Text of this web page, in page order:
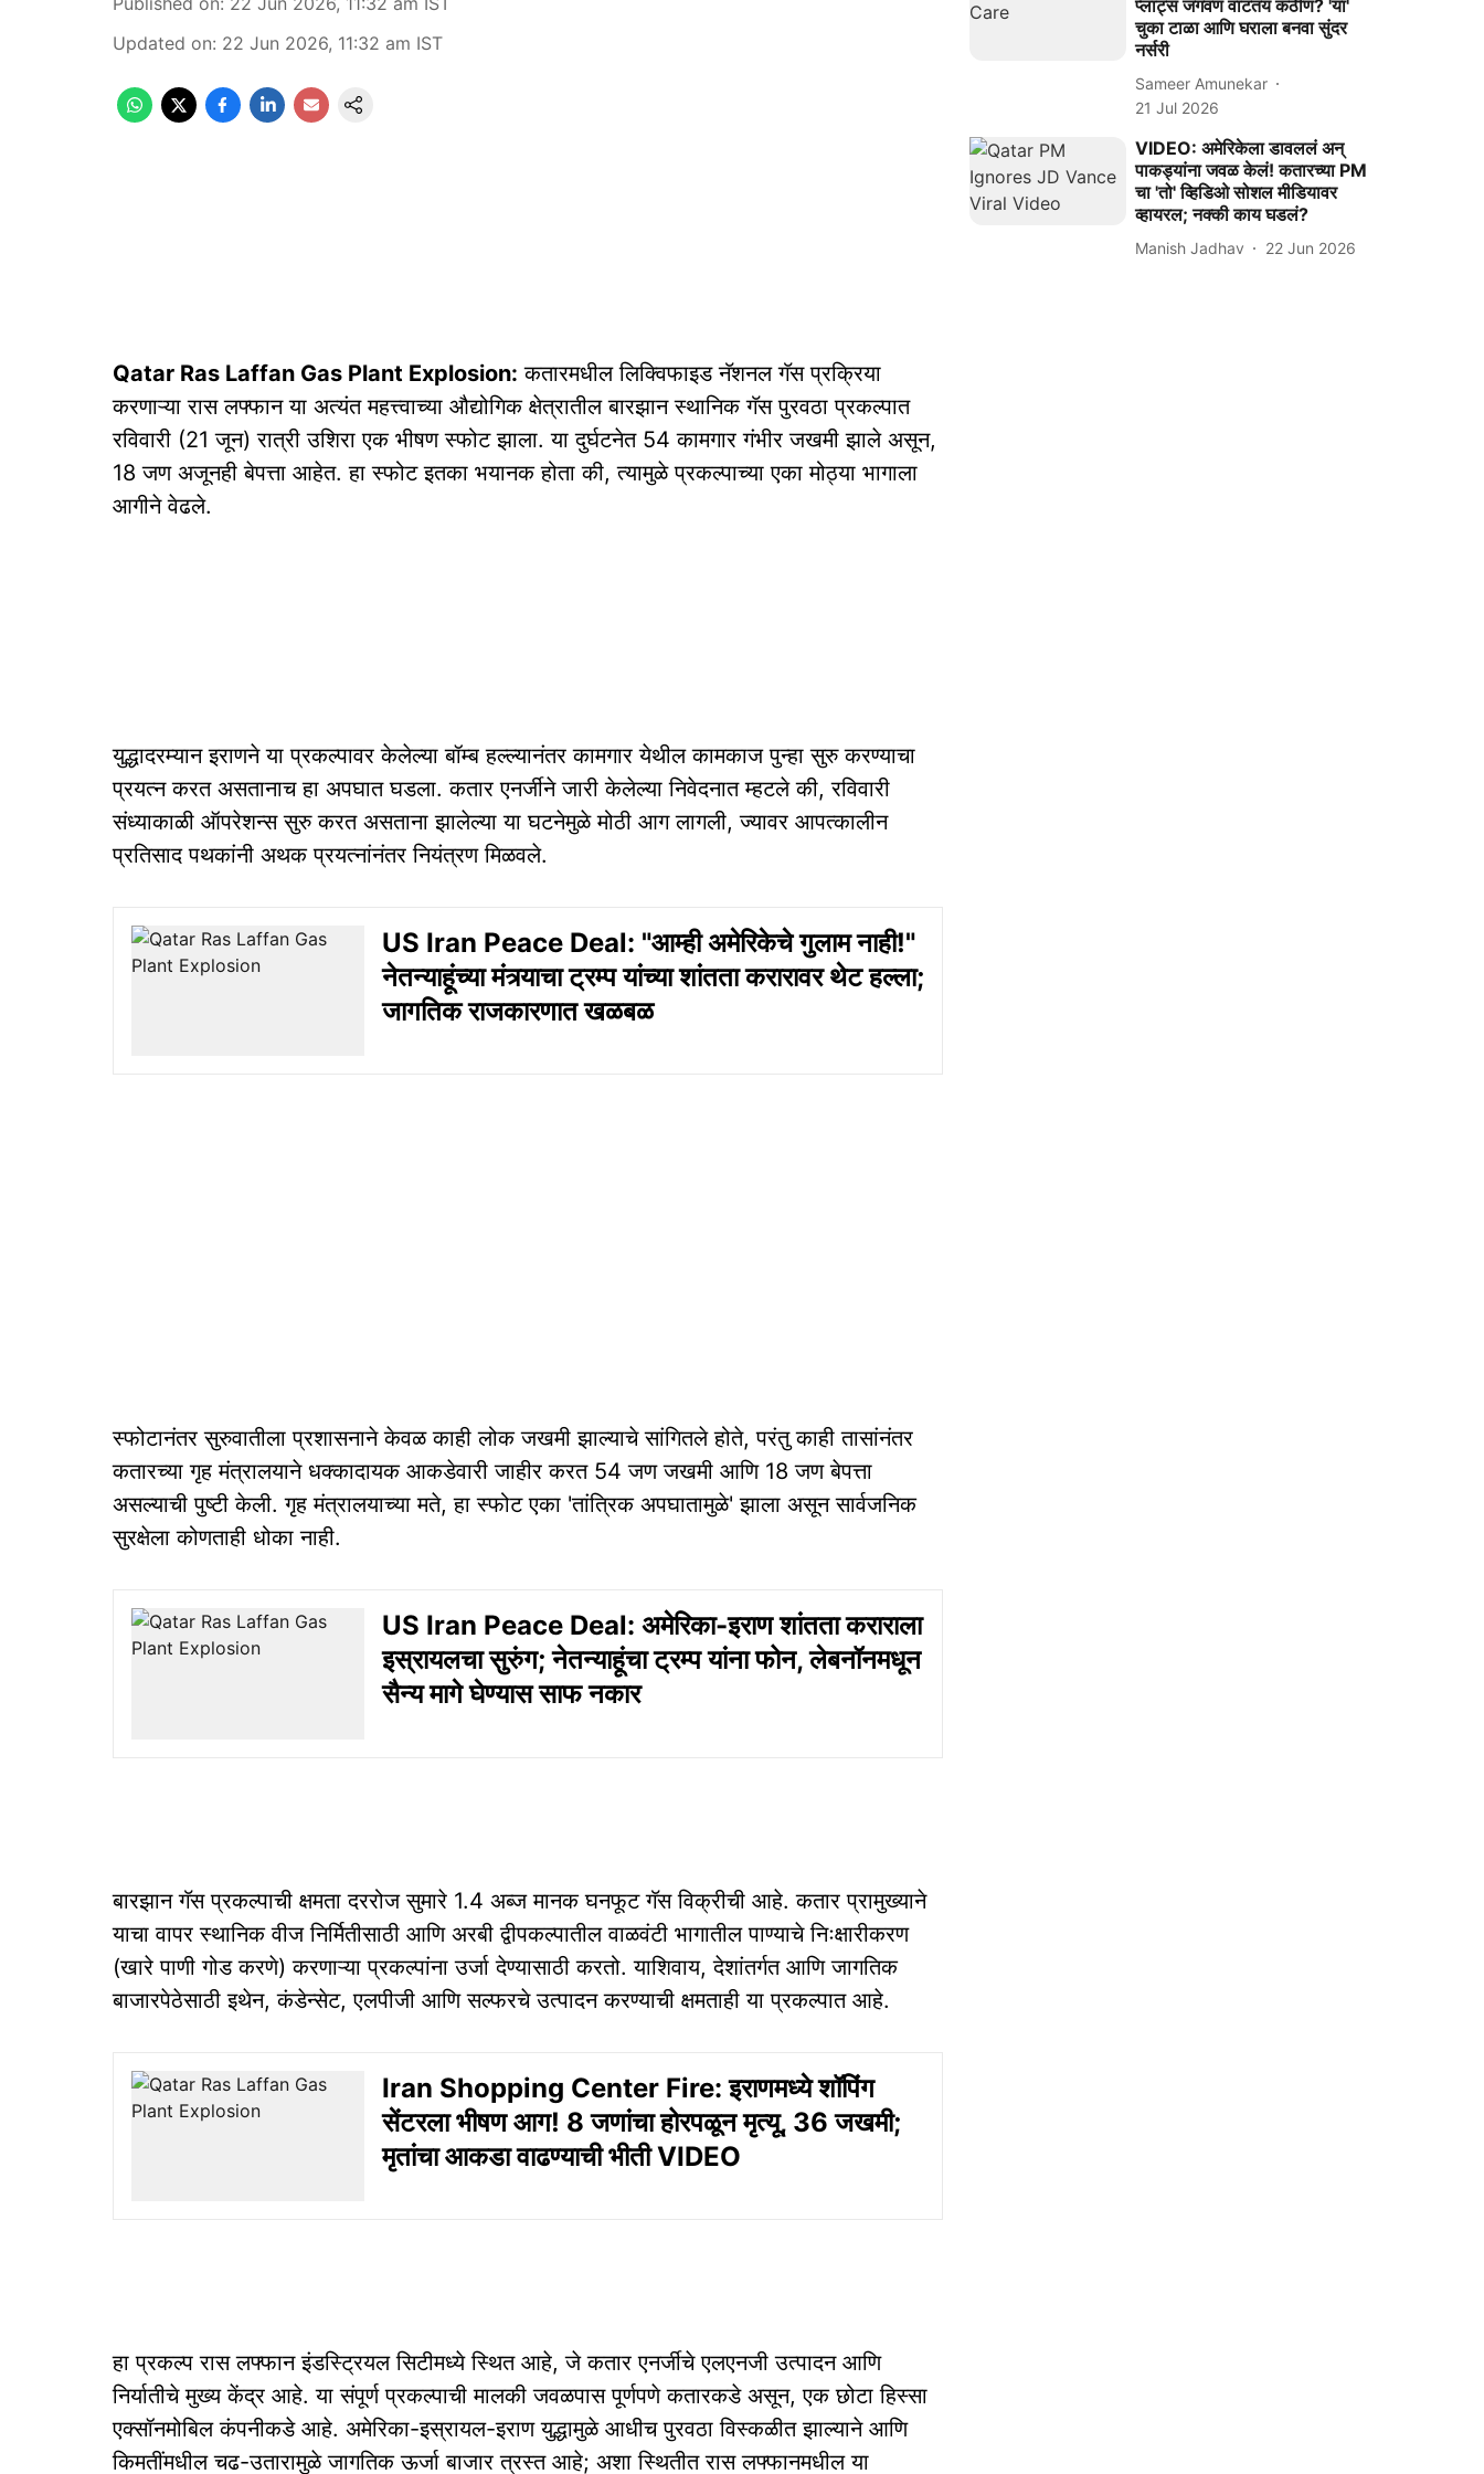
Updated on: 22 Jun 2026, 11:32 am IST
Qatar Ras Laffan Gas Plant Explosion: कतारमधील लिक्विफाइड नॅशनल गॅस प्रक्रिया
करणाऱ्या रास लफ्फान या अत्यंत महत्त्वाच्या औद्योगिक क्षेत्रातील बारझान स्थानिक गॅस पुरवठा प्रकल्पात
रविवारी (21 जून) रात्री उशिरा एक भीषण स्फोट झाला. या दुर्घटनेत 54 कामगार गंभीर जखमी झाले असून,
18 जण अजूनही बेपत्ता आहेत. हा स्फोट इतका भयानक होता की, त्यामुळे प्रकल्पाच्या एका मोठ्या भागाला
आगीने वेढले.
युद्धादरम्यान इराणने या प्रकल्पावर केलेल्या बॉम्ब हल्ल्यानंतर कामगार येथील कामकाज पुन्हा सुरु करण्याचा
प्रयत्न करत असतानाच हा अपघात घडला. कतार एनर्जीने जारी केलेल्या निवेदनात म्हटले की, रविवारी
संध्याकाळी ऑपरेशन्स सुरु करत असताना झालेल्या या घटनेमुळे मोठी आग लागली, ज्यावर आपत्कालीन
प्रतिसाद पथकांनी अथक प्रयत्नांनंतर नियंत्रण मिळवले.
US Iran Peace Deal: "आम्ही अमेरिकेचे गुलाम नाही!"
नेतन्याहूंच्या मंत्र्याचा ट्रम्प यांच्या शांतता करारावर थेट हल्ला;
जागतिक राजकारणात खळबळ
स्फोटानंतर सुरुवातीला प्रशासनाने केवळ काही लोक जखमी झाल्याचे सांगितले होते, परंतु काही तासांनंतर
कतारच्या गृह मंत्रालयाने धक्कादायक आकडेवारी जाहीर करत 54 जण जखमी आणि 18 जण बेपत्ता
असल्याची पुष्टी केली. गृह मंत्रालयाच्या मते, हा स्फोट एका 'तांत्रिक अपघातामुळे' झाला असून सार्वजनिक
सुरक्षेला कोणताही धोका नाही.
US Iran Peace Deal: अमेरिका-इराण शांतता कराराला
इस्रायलचा सुरुंग; नेतन्याहूंचा ट्रम्प यांना फोन, लेबनॉनमधून
सैन्य मागे घेण्यास साफ नकार
बारझान गॅस प्रकल्पाची क्षमता दररोज सुमारे 1.4 अब्ज मानक घनफूट गॅस विक्रीची आहे. कतार प्रामुख्याने
याचा वापर स्थानिक वीज निर्मितीसाठी आणि अरबी द्वीपकल्पातील वाळवंटी भागातील पाण्याचे निःक्षारीकरण
(खारे पाणी गोड करणे) करणाऱ्या प्रकल्पांना उर्जा देण्यासाठी करतो. याशिवाय, देशांतर्गत आणि जागतिक
बाजारपेठेसाठी इथेन, कंडेन्सेट, एलपीजी आणि सल्फरचे उत्पादन करण्याची क्षमताही या प्रकल्पात आहे.
Iran Shopping Center Fire: इराणमध्ये शॉपिंग
सेंटरला भीषण आग! 8 जणांचा होरपळून मृत्यू, 36 जखमी;
मृतांचा आकडा वाढण्याची भीती VIDEO
हा प्रकल्प रास लफ्फान इंडस्ट्रियल सिटीमध्ये स्थित आहे, जे कतार एनर्जीचे एलएनजी उत्पादन आणि
निर्यातीचे मुख्य केंद्र आहे. या संपूर्ण प्रकल्पाची मालकी जवळपास पूर्णपणे कतारकडे असून, एक छोटा हिस्सा
एक्सॉनमोबिल कंपनीकडे आहे. अमेरिका-इस्रायल-इराण युद्धामुळे आधीच पुरवठा विस्कळीत झाल्याने आणि
किमतींमधील चढ-उतारामुळे जागतिक ऊर्जा बाजार त्रस्त आहे; अशा स्थितीत रास लफ्फानमधील या
प्लांट्स जगवणं वाटतंय कठीण? 'या'
चुका टाळा आणि घराला बनवा सुंदर
नर्सरी
Sameer Amunekar
21 Jul 2026
VIDEO: अमेरिकेला डावललं अन्
पाकड्यांना जवळ केलं! कतारच्या PM
चा 'तो' व्हिडिओ सोशल मीडियावर
व्हायरल; नक्की काय घडलं?
Manish Jadhav 22 Jun 2026